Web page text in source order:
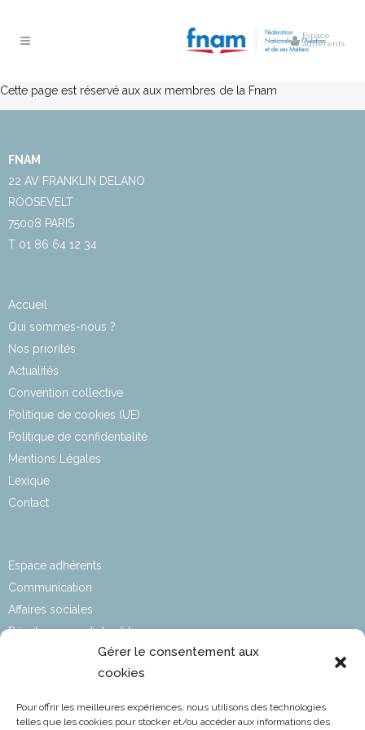
Gérer le consentement aux
cookies
Pour offrir les meilleures expériences, nous utilisons des technologies
telles que les cookies pour stocker et/ou accéder aux informations des
Espace
adhérents
Cette page est réservé aux aux membres de la Fnam
FNAM
22 AV FRANKLIN DELANO
ROOSEVELT
75008 PARIS
T 01 86 64 12 34
Accueil
Qui sommes-nous ?
Nos priorités
Actualités
Convention collective
Politique de cookies (UE)
Politique de confidentialité
Mentions Légales
Lexique
Contact
Espace adhérents
Communication
Affaires sociales
Développement durable
Affaires Techniques & Réglementaires
Affaires Aéroportuaires
L’aviation en chiffres